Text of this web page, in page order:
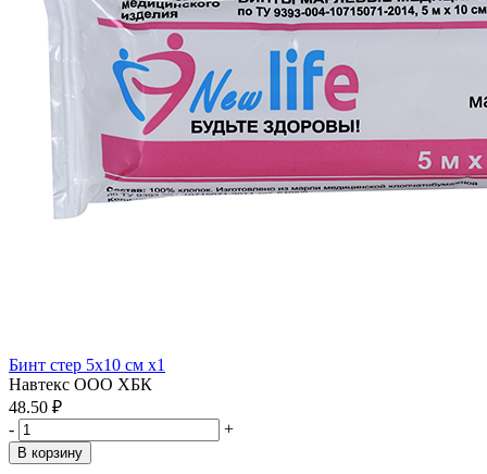
Бинт стер 5х10 см x1
Навтекс ООО ХБК
48.50 ₽
-
+
В корзину